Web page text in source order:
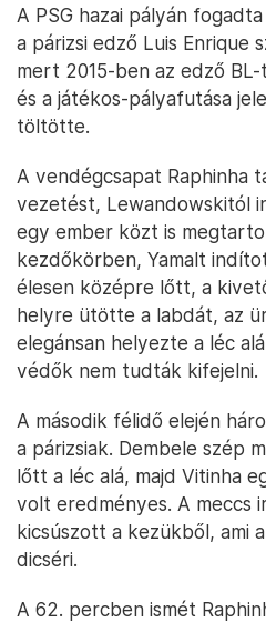
A PSG hazai pályán
a párizsi edző Luis Enrique
mert 2015-ben az edző
és a játékos-pályafutása
töltötte.
A vendégcsapat Raphinha
vezetést, Lewandowskitól
egy ember közt is
kezdőkörben, Yamalt
élesen középre lőtt, a
helyre ütötte a labdát, az
elegánsan helyezte a léc
védők nem tudták kifejelni.
A második félidő elején
a párizsiak. Dembele szép
lőtt a léc alá, majd Vitinha
volt eredményes. A meccs
kicsúszott a kezükből, ami
dicséri.
A 62. percben ismét